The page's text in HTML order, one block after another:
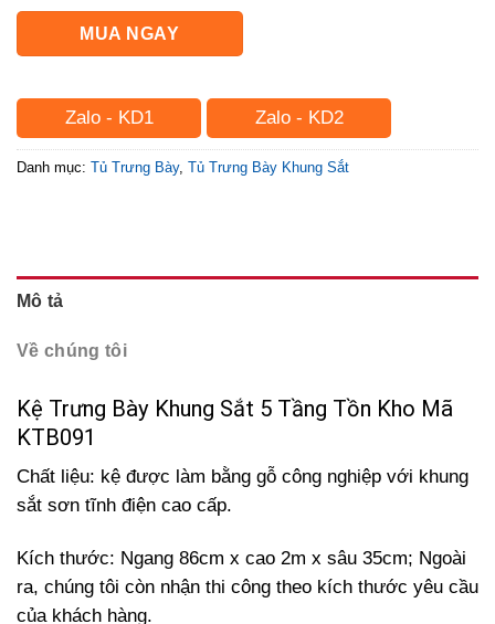
MUA NGAY
Zalo - KD1 Zalo - KD2
Danh mục: Tủ Trưng Bày, Tủ Trưng Bày Khung Sắt
Mô tả
Về chúng tôi
Kệ Trưng Bày Khung Sắt 5 Tầng Tồn Kho Mã
KTB091
Chất liệu: kệ được làm bằng gỗ công nghiệp với khung
sắt sơn tĩnh điện cao cấp.
Kích thước: Ngang 86cm x cao 2m x sâu 35cm; Ngoài
ra, chúng tôi còn nhận thi công theo kích thước yêu cầu
của khách hàng.